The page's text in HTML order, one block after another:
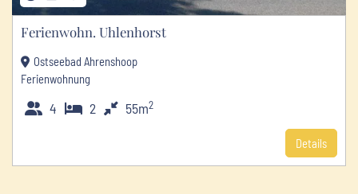
Ferienwohn. Uhlenhorst
Ostseebad Ahrenshoop
Ferienwohnung
4 2 55m2
Details